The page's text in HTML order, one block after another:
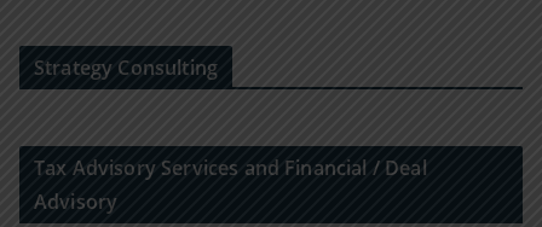
Strategy Consulting
Tax Advisory Services and Financial / Deal
Advisory